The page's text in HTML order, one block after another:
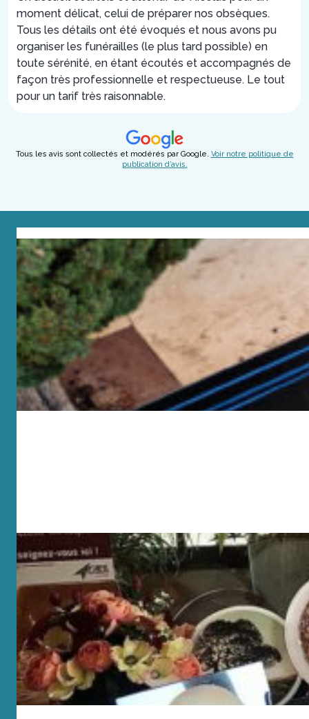
moment délicat, celui de préparer nos obsèques.
Tous les détails ont été évoqués et nous avons pu
organiser les funérailles (le plus tard possible) en
toute sérénité, en étant écoutés et accompagnés de
façon très professionnelle et respectueuse. Le tout
pour un tarif très raisonnable.
Tous les avis sont collectés et modérés par Google. Voir notre politique de
publication d’avis.